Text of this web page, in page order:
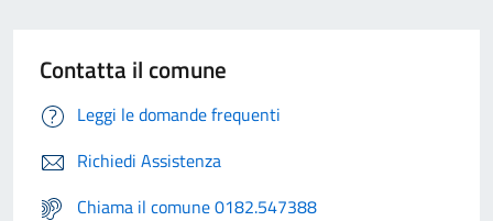
Contatta il comune
Leggi le domande frequenti
Richiedi Assistenza
Chiama il comune 0182.547388